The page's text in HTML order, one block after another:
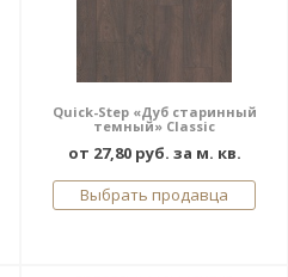
Quick-Step «Дуб старинный
темный» Classic
от 27,80 руб. за м. кв.
Выбрать продавца